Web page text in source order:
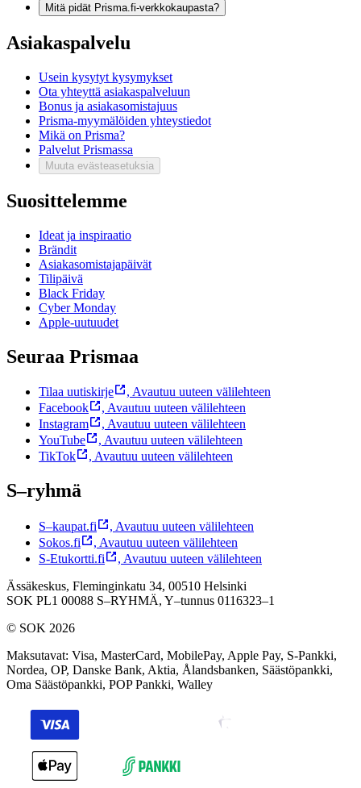
Mitä pidät Prisma.fi-verkkokaupasta?
Asiakaspalvelu
Usein kysytyt kysymykset
Ota yhteyttä asiakaspalveluun
Bonus ja asiakasomistajuus
Prisma-myymälöiden yhteystiedot
Mikä on Prisma?
Palvelut Prismassa
Muuta evästeasetuksia
Suosittelemme
Ideat ja inspiraatio
Brändit
Asiakasomistajapäivät
Tilipäivä
Black Friday
Cyber Monday
Apple-uutuudet
Seuraa Prismaa
Tilaa uutiskirje , Avautuu uuteen välilehteen
Facebook
, Avautuu uuteen välilehteen
Instagram
, Avautuu uuteen välilehteen
YouTube
, Avautuu uuteen välilehteen
TikTok
, Avautuu uuteen välilehteen
S–ryhmä
S–kaupat.fi , Avautuu uuteen välilehteen
Sokos.fi
, Avautuu uuteen välilehteen
S-Etukortti.fi
, Avautuu uuteen välilehteen
Ässäkeskus, Fleminginkatu 34, 00510 Helsinki
SOK PL1 00088 S–RYHMÄ, Y–tunnus 0116323–1
© SOK 2026
Maksutavat: Visa, MasterCard, MobilePay, Apple Pay, S-Pankki,
Nordea, OP, Danske Bank, Aktia, Ålandsbanken, Säästöpankki,
Oma Säästöpankki, POP Pankki, Walley